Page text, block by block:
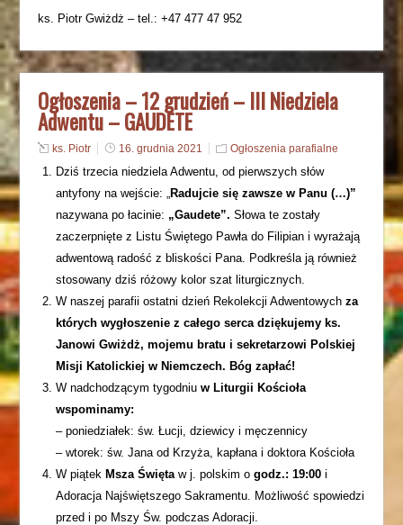
ks. Piotr Gwiżdż – tel.: +47 477 47 952
Ogłoszenia – 12 grudzień – III Niedziela
Adwentu – GAUDETE
ks. Piotr 16. grudnia 2021 Ogłoszenia parafialne
Dziś trzecia niedziela Adwentu, od pierwszych słów
antyfony na wejście: „Radujcie się zawsze w Panu (…)”
nazywana po łacinie: „Gaudete”. Słowa te zostały
zaczerpnięte z Listu Świętego Pawła do Filipian i wyrażają
adwentową radość z bliskości Pana. Podkreśla ją również
stosowany dziś różowy kolor szat liturgicznych.
W naszej parafii ostatni dzień Rekolekcji Adwentowychza
których wygłoszenie z całego serca dziękujemy ks.
Janowi Gwiżdż, mojemu bratu i sekretarzowi Polskiej
Misji Katolickiej w Niemczech. Bóg zapłać!
W nadchodzącym tygodniuw Liturgii Kościoła
wspominamy:
– poniedziałek: św. Łucji, dziewicy i męczennicy
– wtorek: św. Jana od Krzyża, kapłana i doktora Kościoła
W piątek Msza Świętaw j. polskim ogodz.: 19:00i
Adoracja Najświętszego Sakramentu. Możliwość spowiedzi
przed i po Mszy Św. podczas Adoracji.